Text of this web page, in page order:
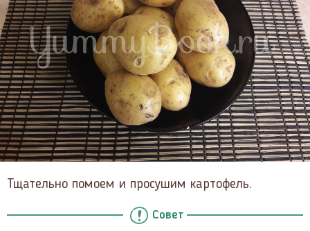
Тщательно помоем и просушим картофель.
Совет